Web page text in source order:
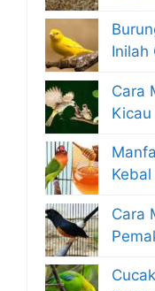
Inilah
Cara
Cara